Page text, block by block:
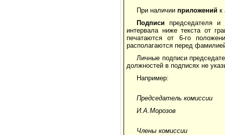
При наличии приложений к
Подписи председателя и
интервала ниже текста от
печатаются от 6-го
располагаются перед
Личные подписи
должностей в подписях не
Например:
Председатель комиссии
И.А.Морозов
Члены комиссии